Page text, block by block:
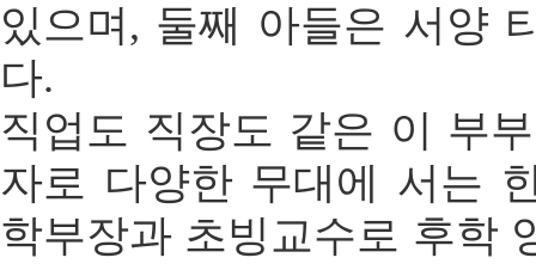
있으며, 둘째 아들은 서양
다.
직업도 직장도 같은 이 부
자로 다양한 무대에 서는
학부장과 초빙교수로 후학